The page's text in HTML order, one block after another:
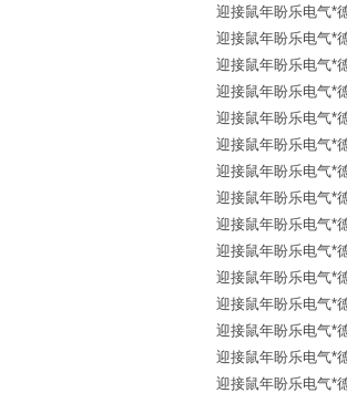
迎接鼠年盼乐电气*
迎接鼠年盼乐电气*
迎接鼠年盼乐电气*
迎接鼠年盼乐电气*
迎接鼠年盼乐电气*
迎接鼠年盼乐电气*
迎接鼠年盼乐电气*
迎接鼠年盼乐电气*
迎接鼠年盼乐电气*
迎接鼠年盼乐电气
迎接鼠年盼乐电气*
迎接鼠年盼乐电气*
迎接鼠年盼乐电气*
迎接鼠年盼乐电气*
迎接鼠年盼乐电气*